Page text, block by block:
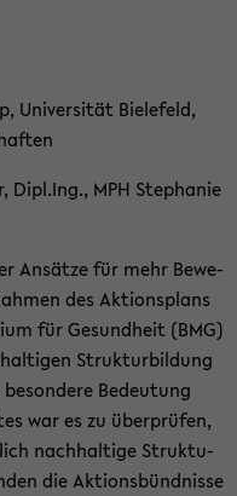
Uni­ver­si­tät Bie­le­feld,
Dipl.Ing., MPH Ste­pha­nie
An­sät­ze für mehr Be­we­
des Ak­ti­ons­plans
für Ge­sund­heit (BMG)
Struk­tur­bil­dung
Be­deu­tung
war es zu über­prü­fen,
nach­hal­ti­ge Struk­tu­
die Ak­ti­ons­bünd­nis­se